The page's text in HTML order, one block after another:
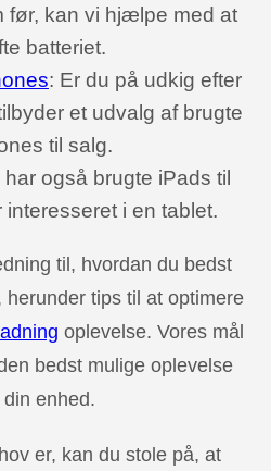
før, kan vi hjælpe med at
batteriet.
: Er du på udkig efter
et udvalg af brugte
til salg.
har også brugte iPads til
i en tablet.
til, hvordan du bedst
tips til at optimere
oplevelse. Vores mål
bedst mulige oplevelse
din enhed.
er, kan du stole på, at